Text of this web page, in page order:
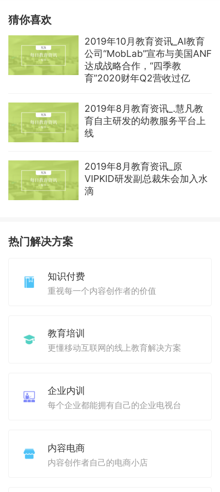
猜你喜欢
2019年10月教育资讯_AI教育
公司“MobLab”宣布与美国ANF
达成战略合作，“四季教
育”2020财年Q2营收过亿
2019年8月教育资讯_.慧凡教
育自主研发的幼教服务平台上
线
2019年8月教育资讯_原
VIPKID研发副总裁朱会加入水
滴
热门解决方案
知识付费
重视每一个内容创作者的价值
教育培训
更懂移动互联网的线上教育解决方案
企业内训
每个企业都能拥有自己的企业电视台
内容电商
内容创作者自己的电商小店